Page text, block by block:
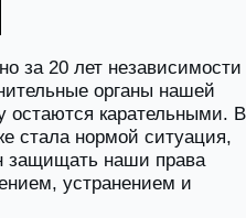
за 20 лет независимости
органы нашей
остаются карательными. В
стала нормой ситуация,
защищать наши права
устранением и